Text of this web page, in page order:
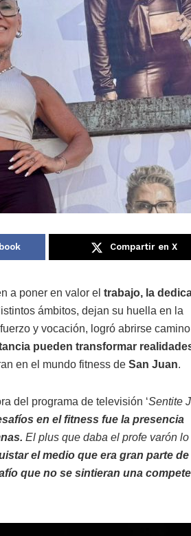
Compartir en X
a poner en valor el trabajo, la
ámbitos, dejan su huella en la
y vocación, logró abrirse
pueden transformar
en el mundo fitness de San Juan.
del programa de televisión ‘Sentite
en el fitness fue la presencia
El plus que daba el profe varón lo
el medio que era gran parte de
que no se sintieran una